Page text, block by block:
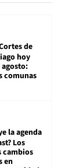
de
hoy
agosto:
comunas
la agenda
Los
cambios
en